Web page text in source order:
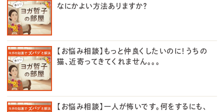
なにかよい方法ありますか？
【お悩み相談】もっと仲良くしたいのに！うちの
猫、近寄ってきてくれません。。。
【お悩み相談】一人が怖いです。何をするにも、